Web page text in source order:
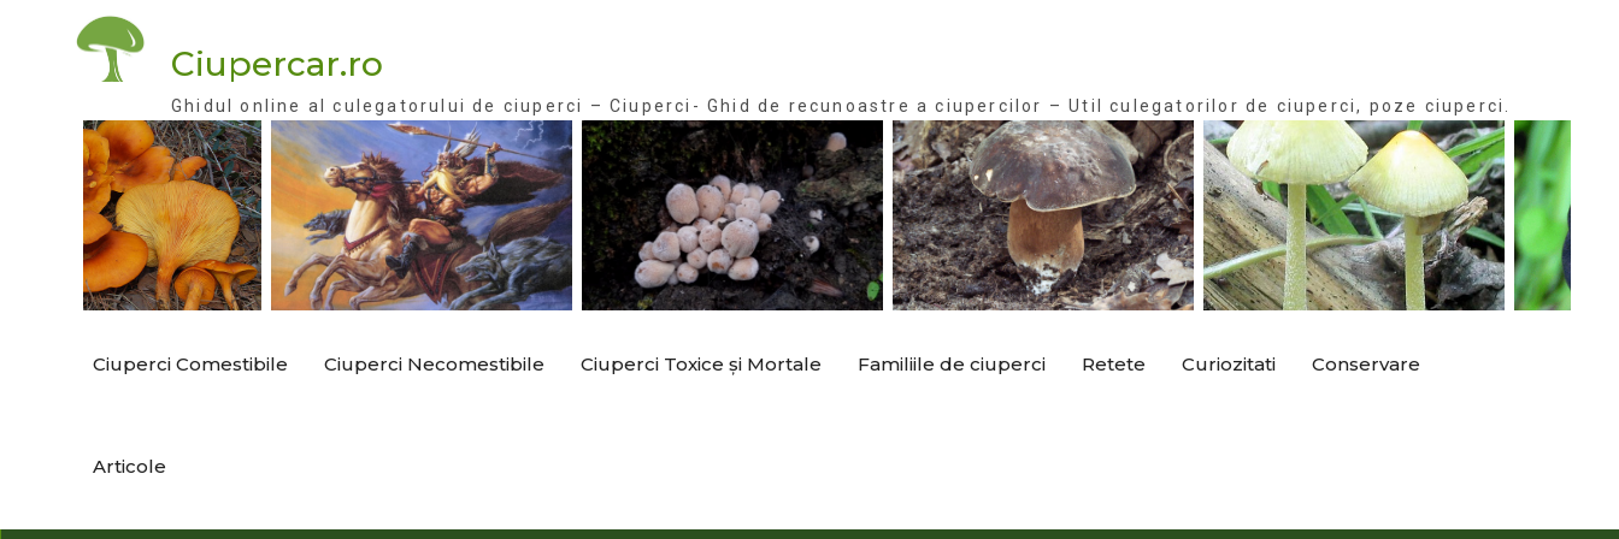
Ciupercar.ro
Ghidul online al culegatorului de ciuperci – Ciuperci- Ghid de recunoastre a ciupercilor – Util culegatorilor de ciuperci, poze ciuperci.
Ciuperci Comestibile Ciuperci Necomestibile Ciuperci Toxice și Mortale Familiile de ciuperci Retete Curiozitati Conservare
Articole